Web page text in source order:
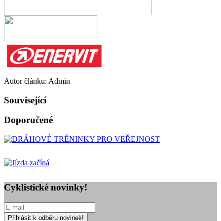
Autor článku: Admin
Související
Doporučené
Cyklistické novinky!